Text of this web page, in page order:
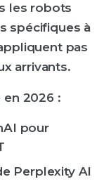
les robots
spécifiques à
pas
arrivants.
en 2026 :
pour
Perplexity AI